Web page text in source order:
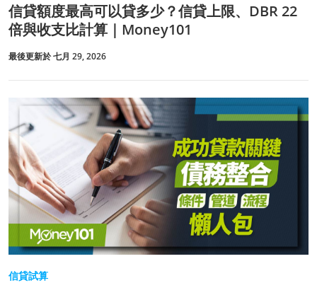
信貸額度最高可以貸多少？信貸上限、DBR 22
倍與收支比計算｜Money101
最後更新於 七月 29, 2026
信貸試算